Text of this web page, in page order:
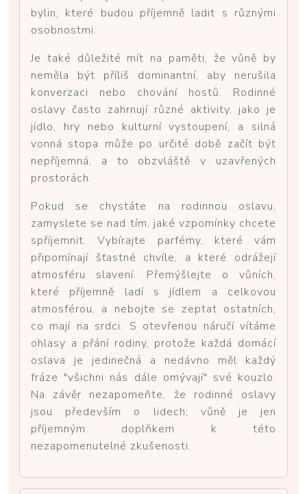
bylin, které budou příjemně ladit s různými
osobnostmi.
Je také důležité mít na paměti, že vůně by
neměla být příliš dominantní, aby nerušila
konverzaci nebo chování hostů. Rodinné
oslavy často zahrnují různé aktivity, jako je
jídlo, hry nebo kulturní vystoupení, a silná
vonná stopa může po určité době začít být
nepříjemná, a to obzvláště v uzavřených
prostorách.
Pokud se chystáte na rodinnou oslavu,
zamyslete se nad tím, jaké vzpomínky chcete
spříjemnit. Vybírajte parfémy, které vám
připomínají šťastné chvíle, a které odrážejí
atmosféru slavení. Přemýšlejte o vůních,
které příjemně ladí s jídlem a celkovou
atmosférou, a nebojte se zeptat ostatních,
co mají na srdci. S otevřenou náručí vítáme
ohlasy a přání rodiny, protože každá domácí
oslava je jedinečná a nedávno měl každý
fráze "všichni nás dále omývají" své kouzlo.
Na závěr nezapomeňte, že rodinné oslavy
jsou především o lidech; vůně je jen
příjemným doplňkem k této
nezapomenutelné zkušenosti.